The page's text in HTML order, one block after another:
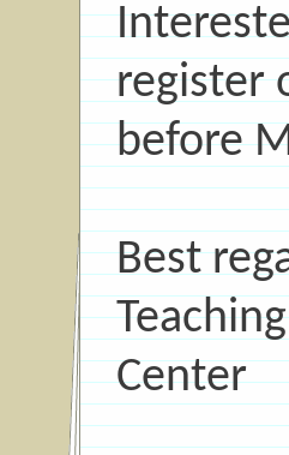
register
before
Best
Center